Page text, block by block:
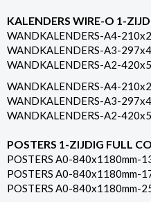
KALENDERS WIRE-O 1-
WANDKALENDERS-A4-
WANDKALENDERS-A3-
WANDKALENDERS-A2-
WANDKALENDERS-A4-
WANDKALENDERS-A3-
WANDKALENDERS-A2-
POSTERS 1-ZIJDIG FULL
POSTERS A0-840x1180mm-
POSTERS A0-840x1180mm-
POSTERS A0-840x1180mm-